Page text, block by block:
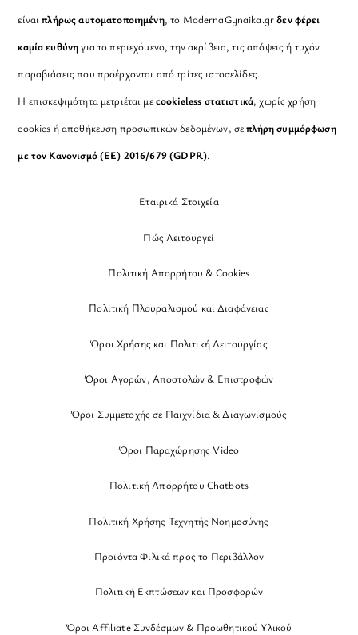
είναιπλήρως αυτοματοποιημένη, το ModernaGynaika.grδεν φέρει
καμία ευθύνηγια το περιεχόμενο, την ακρίβεια, τις απόψεις ή τυχόν
παραβιάσεις που προέρχονται από τρίτες ιστοσελίδες.
Η επισκεψιμότητα μετριέται μεcookieless στατιστικά, χωρίς χρήση
cookies ή αποθήκευση προσωπικών δεδομένων, σεπλήρη συμμόρφωση
με τον Κανονισμό (ΕΕ) 2016/679 (GDPR).
Εταιρικά Στοιχεία
Πώς Λειτουργεί
Πολιτική Απορρήτου & Cookies
Πολιτική Πλουραλισμού και Διαφάνειας
Όροι Χρήσης και Πολιτική Λειτουργίας
Όροι Αγορών, Αποστολών & Επιστροφών
Όροι Συμμετοχής σε Παιχνίδια & Διαγωνισμούς
Όροι Παραχώρησης Video
Πολιτική Απορρήτου Chatbots
Πολιτική Χρήσης Τεχνητής Νοημοσύνης
Προϊόντα Φιλικά προς το Περιβάλλον
Πολιτική Εκπτώσεων και Προσφορών
Όροι Affiliate Συνδέσμων & Προωθητικού Υλικού